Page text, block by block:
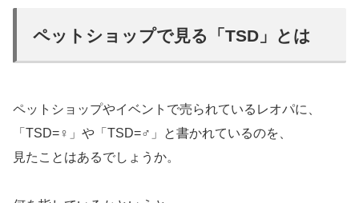
ペットショップで見る「TSD」とは
ペットショップやイベントで売られているレオパに、
「TSD=♀」や「TSD=♂」と書かれているのを、
見たことはあるでしょうか。